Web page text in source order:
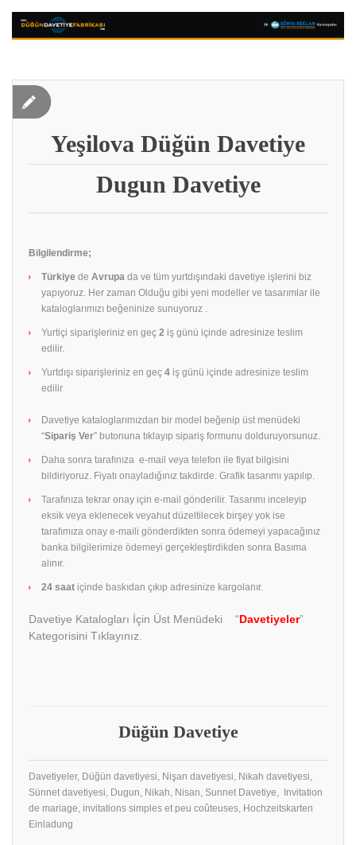
Yeşilova Düğün Davetiye
Dugun Davetiye
Bilgilendirme;
Türkiye de Avrupa da ve tüm yurtdışındaki davetiye işlerini biz
yapıyoruz. Her zaman Olduğu gibi yeni modeller ve tasarımlar ile
kataloglarımızı beğeninize sunuyoruz .
Yurtiçi siparişleriniz en geç 2 iş günü içinde adresinize teslim
edilir.
Yurtdışı siparişleriniz en geç 4 iş günü içinde adresinize teslim
edilir
Davetiye kataloglarımızdan bir model beğenip üst menüdeki
“Sipariş Ver” butonuna tıklayıp sipariş formunu dolduruyorsunuz.
Daha sonra tarafınıza e-mail veya telefon ile fiyat bilgisini
bildiriyoruz. Fiyatı onayladığınız takdirde. Grafik tasarımı yapılıp.
Tarafınıza tekrar onay için e-mail gönderilir. Tasarımı inceleyip
eksik veya eklenecek veyahut düzeltilecek birşey yok ise
tarafımıza onay e-maili gönderdikten sonra ödemeyi yapacağınız
banka bilgilerimize ödemeyi gerçekleştirdikden sonra Basıma
alınır.
24 saat içinde baskıdan çıkıp adresinize kargolanır.
Davetiye Katalogları İçin Üst Menüdeki “Davetiyeler”
Kategorisini Tıklayınız.
Düğün Davetiye
Davetiyeler, Düğün davetiyesi, Nişan davetiyesi, Nikah davetiyesi,
Sünnet davetiyesi, Dugun, Nikah, Nisan, Sunnet Davetiye, Invitation
de mariage, invitations simples et peu coûteuses, Hochzeitskarten
Einladung